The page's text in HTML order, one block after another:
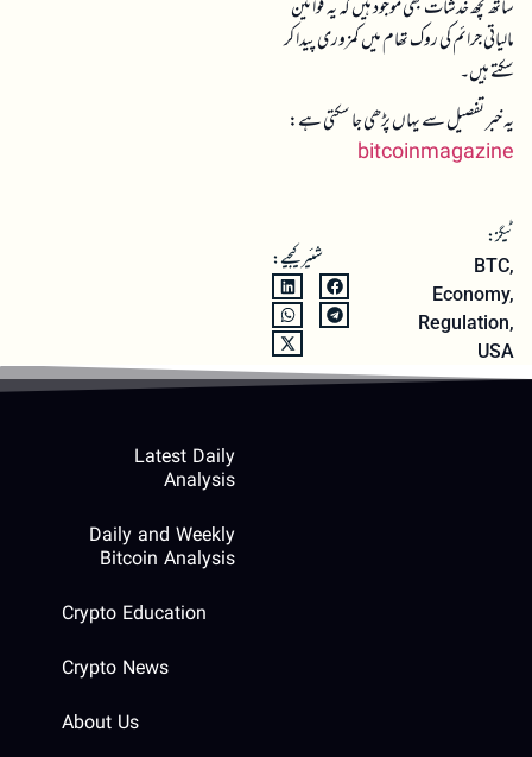
ساتھ کچھ خدشات بھی موجود ہیں کہ یہ قوانین
مالیاتی جرائم کی روک تھام میں کمزوری پیدا کر
سکتے ہیں۔
یہ خبر تفصیل سے یہاں پڑھی جا سکتی ہے:
bitcoinmagazine
ٹیگز:
BTC,
Economy,
Regulation,
USA
شئیر کیجیے:
Latest Daily
Analysis
Daily and Weekly
Bitcoin Analysis
Crypto Education
Crypto News
About Us